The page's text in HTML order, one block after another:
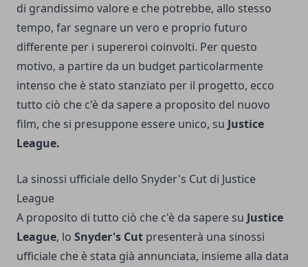
di grandissimo valore e che potrebbe, allo stesso
tempo, far segnare un vero e proprio futuro
differente per i supereroi coinvolti. Per questo
motivo, a partire da un budget particolarmente
intenso che è stato stanziato per il progetto, ecco
tutto ciò che c'è da sapere a proposito del nuovo
film, che si presuppone essere unico, su Justice
League.
La sinossi ufficiale dello Snyder's Cut di Justice
League
A proposito di tutto ciò che c'è da sapere su Justice
League, lo Snyder's Cut presenterà una sinossi
ufficiale che è stata già annunciata, insieme alla data